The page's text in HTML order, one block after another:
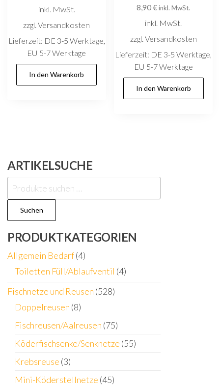
inkl. MwSt.
zzgl. Versandkosten
Lieferzeit: DE 3-5 Werktage,
EU 5-7 Werktage
In den Warenkorb
8,90€inkl. MwSt.
inkl. MwSt.
zzgl. Versandkosten
Lieferzeit: DE 3-5 Werktage,
EU 5-7 Werktage
In den Warenkorb
ARTIKELSUCHE
Suchen
nach:
Suchen
PRODUKTKATEGORIEN
Allgemein Bedarf(4)
Toiletten Füll/Ablaufventil (4)
Fischnetze und Reusen (528)
Doppelreusen (8)
Fischreusen/Aalreusen (75)
Köderfischsenke/Senknetze (55)
Krebsreuse (3)
Mini-Köderstellnetze (45)